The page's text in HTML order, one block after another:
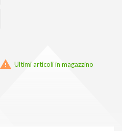
 Ultimi articoli in magazzino